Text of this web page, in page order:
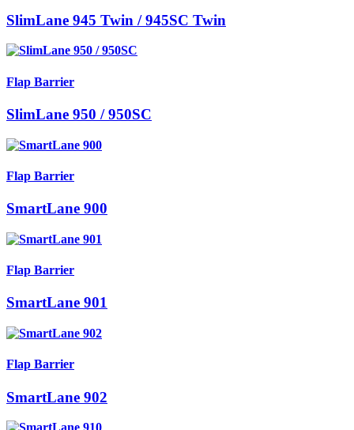
SlimLane 945 Twin / 945SC Twin
Flap Barrier
SlimLane 950 / 950SC
Flap Barrier
SmartLane 900
Flap Barrier
SmartLane 901
Flap Barrier
SmartLane 902